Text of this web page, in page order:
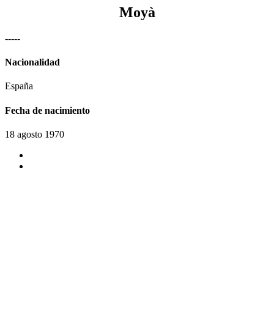
Moyà
-----
Nacionalidad
España
Fecha de nacimiento
18 agosto 1970